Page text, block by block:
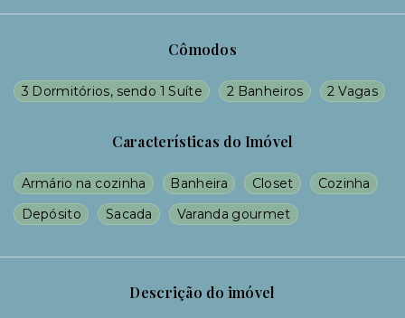
Cômodos
3 Dormitórios, sendo 1 Suíte 2 Banheiros 2 Vagas
Características do Imóvel
Armário na cozinha Banheira Closet
Cozinha
Depósito
Sacada Varanda gourmet
Descrição do imóvel